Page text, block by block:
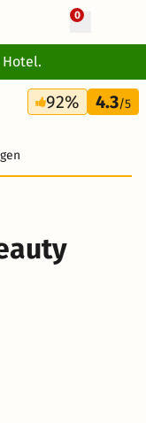
0
3 Tage
350 €
92% 4.3/5